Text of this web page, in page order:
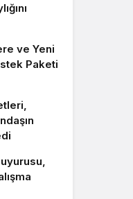
ve Yeni
Paketi